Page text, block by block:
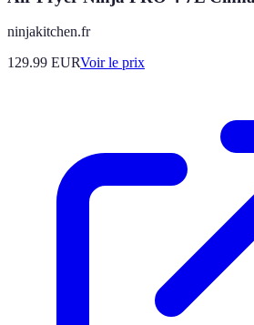
ninjakitchen.fr
129.99 EURVoir le prix